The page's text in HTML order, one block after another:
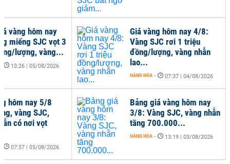
vàng hôm nay
miếng SJC vọt 3
lượng, vàng...
13:26 | 05/08/2026
hôm nay 5/8
vàng SJC,
có nơi vọt
07:57 | 05/08/2026
Giá vàng hôm nay 4/8:
Vàng SJC rơi 1 triệu
đồng/lượng, vàng nhẫn
lao...
HÀNG HÓA - 07:37 | 04/08/2026
Bảng giá vàng hôm nay
3/8: Vàng SJC, vàng nhẫn
tăng 700.000...
HÀNG HÓA - 13:19 | 03/08/2026